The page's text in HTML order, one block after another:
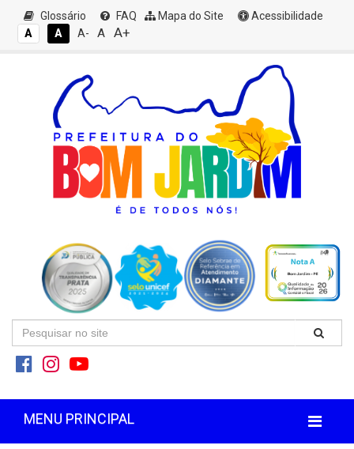
Glossário FAQ Mapa do Site
Acessibilidade
A
A A- A A+
MENU PRINCIPAL